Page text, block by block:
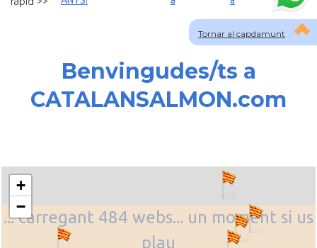
Tornar al capdamunt
Benvingudes/ts a
CATALANSALMON.com
... carregant 484 webs... un moment si us
plau
+
−